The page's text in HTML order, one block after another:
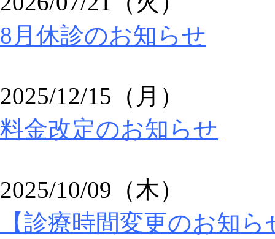
8月休診のお知らせ
2025/12/15（月）
料金改定のお知らせ
2025/10/09（木）
【診療時間変更のお知ら